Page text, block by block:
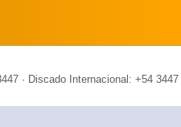
· Discado Internacional: +54 3447